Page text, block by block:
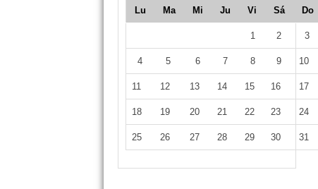
Lu Ma Mi Ju Vi Sá Do
1 2 3
4 5 6 7 8 9 10
11 12 13 14 15 16 17
18 19 20 21 22 23 24
25 26 27 28 29 30 31